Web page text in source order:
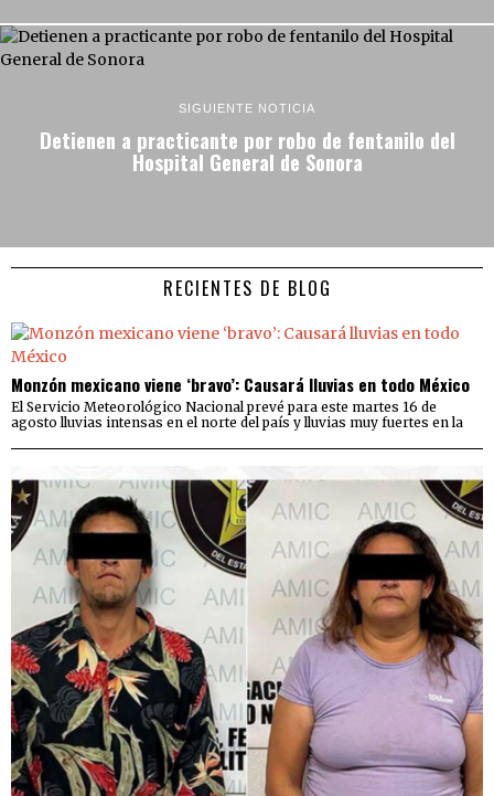
SIGUIENTE NOTICIA
Detienen a practicante por robo de fentanilo del
Hospital General de Sonora
RECIENTES DE BLOG
Monzón mexicano viene ‘bravo’: Causará lluvias en todo México
El Servicio Meteorológico Nacional prevé para este martes 16 de
agosto lluvias intensas en el norte del país y lluvias muy fuertes en la